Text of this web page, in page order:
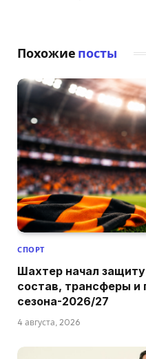
Похожие посты
СПОРТ
Шахтер начал
состав, трансферы и
сезона-2026/27
4 августа, 2026